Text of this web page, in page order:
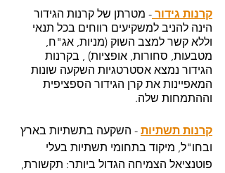
קרנות גידור - מטרתן של קרנות הגידור
הינה להניב למשקיעים רווחים בכל תנאי
וללא קשר למצב השוק (מניות, אג"ח,
מטבעות, סחורות, אופציות) , בקרנות
הגידור נמצא אסטרטגיות השקעה שונות
המאפיינות את קרן הגידור הספציפית
וההתמחות שלה.
קרנות תשתיות - השקעה בתשתיות בארץ
ובחו"ל, מיקוד בתחומי תשתיות בעלי
פוטנציאל הצמיחה הגדול ביותר: תקשורת,